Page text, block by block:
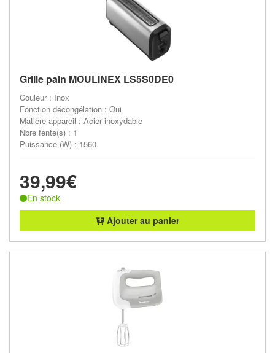
Grille pain MOULINEX LS5S0DE0
Couleur : Inox
Fonction décongélation : Oui
Matière appareil : Acier inoxydable
Nbre fente(s) : 1
Puissance (W) : 1560
39,99€
En stock
Ajouter au panier